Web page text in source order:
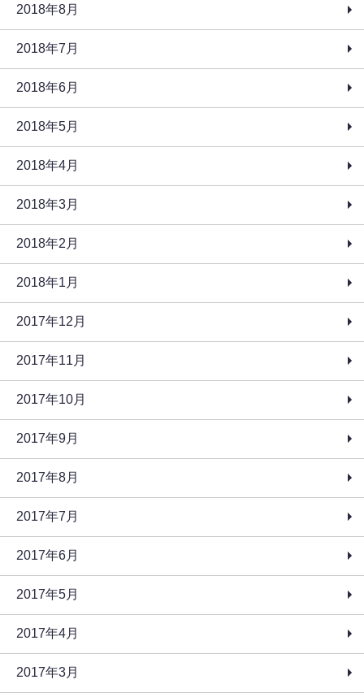
2018年8月
2018年7月
2018年6月
2018年5月
2018年4月
2018年3月
2018年2月
2018年1月
2017年12月
2017年11月
2017年10月
2017年9月
2017年8月
2017年7月
2017年6月
2017年5月
2017年4月
2017年3月